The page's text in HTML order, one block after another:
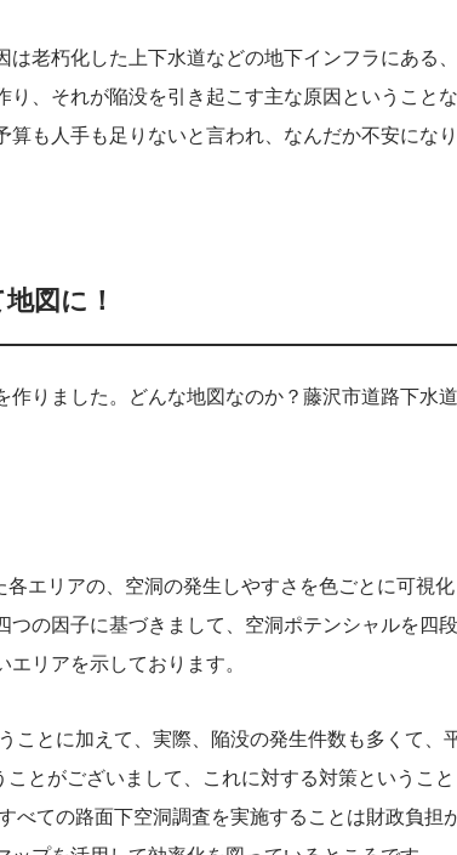
老朽化した上下水道などの地下インフラにある、
、それが陥没を引き起こす主な原因ということな
も人手も足りないと言われ、なんだか不安になり
図に！
りました。どんな地図なのか？藤沢市道路下水道
エリアの、空洞の発生しやすさを色ごとに可視化
の因子に基づきまして、空洞ポテンシャルを四段
リアを示しております。
ことに加えて、実際、陥没の発生件数も多くて、
とがございまして、これに対する対策ということ
べての路面下空洞調査を実施することは財政負担